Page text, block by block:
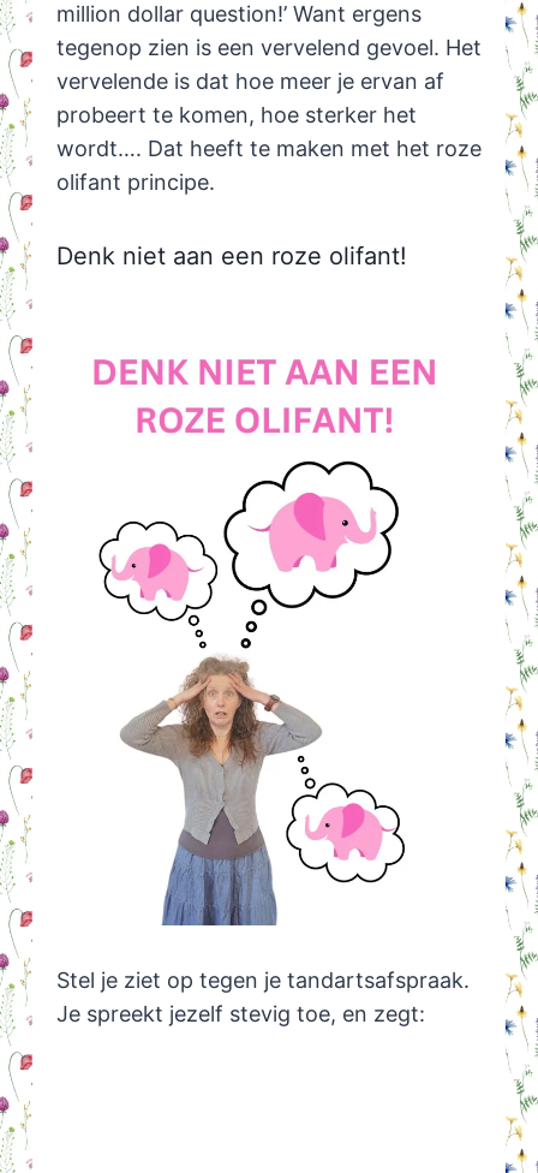
million dollar question!’ Want ergens
tegenop zien is een vervelend gevoel. Het
vervelende is dat hoe meer je ervan af
probeert te komen, hoe sterker het
wordt…. Dat heeft te maken met het roze
olifant principe.
Denk niet aan een roze olifant!
Stel je ziet op tegen je tandartsafspraak.
Je spreekt jezelf stevig toe, en zegt: